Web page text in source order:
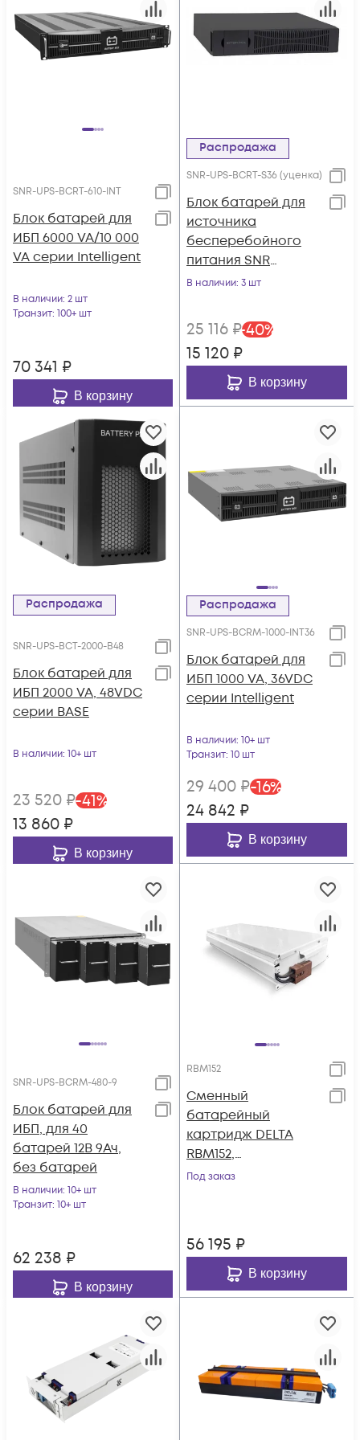
SNR-UPS-BCRT-610-INT
Блок батарей для
ИБП 6000 VA/10 000
VA серии Intelligent
В наличии: 2 шт
Транзит: 100+ шт
70 341 ₽
В корзину
Распродажа
SNR-UPS-BCRT-S36 (уценка)
Блок батарей для
источника
бесперебойного
питания SNR
ELEMENT II, 36В (DC)
В наличии: 3 шт
25 116 ₽-40%
15 120 ₽
В корзину
Распродажа
SNR-UPS-BCT-2000-B48
Блок батарей для
ИБП 2000 VA, 48VDC
серии BASE
В наличии: 10+ шт
23 520 ₽-41%
13 860 ₽
В корзину
Распродажа
SNR-UPS-BCRM-1000-INT36
Блок батарей для
ИБП 1000 VA, 36VDC
серии Intelligent
В наличии: 10+ шт
Транзит: 10 шт
29 400 ₽-16%
24 842 ₽
В корзину
SNR-UPS-BCRM-480-9
Блок батарей для
ИБП, для 40
батарей 12В 9Ач,
без батарей
В наличии: 10+ шт
Транзит: 10+ шт
62 238 ₽
В корзину
RBM152
Сменный
батарейный
картридж DELTA
RBM152,
совместимый с ИБП
Под заказ
56 195 ₽
В корзину